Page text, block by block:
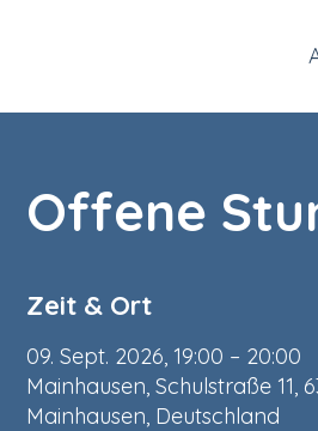
Offene
Zeit & Ort
09. Sept. 2026, 19:00 – 20:00
Mainhausen, Schulstraße 11,
Mainhausen, Deutschland